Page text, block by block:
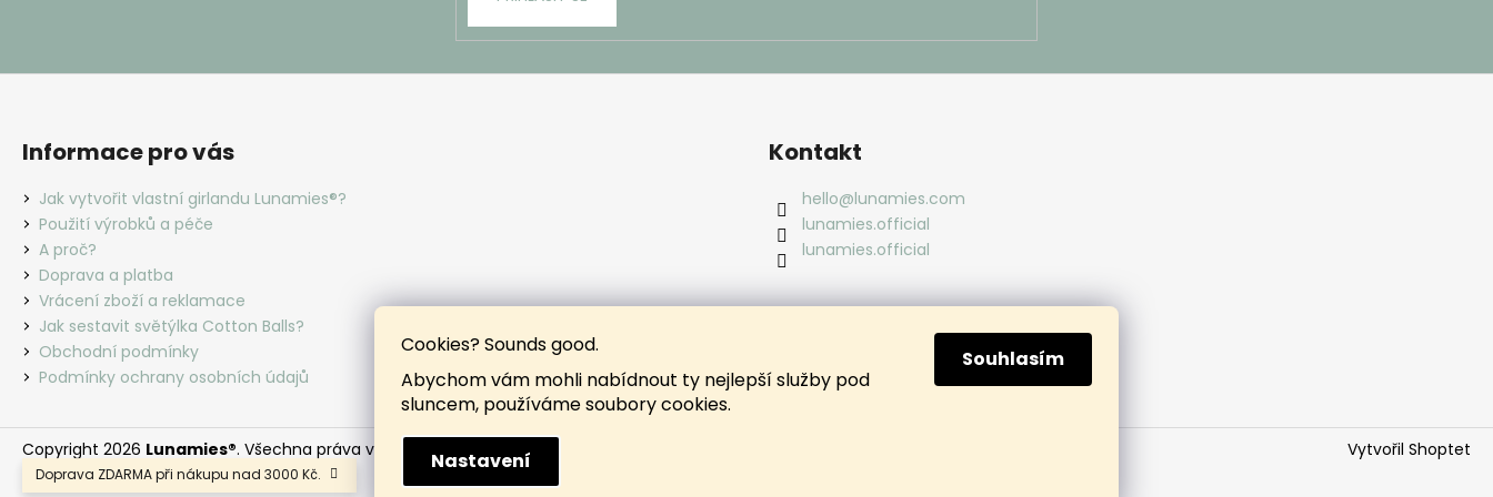
Cookies? Sounds good.
Abychom vám mohli nabídnout ty nejlepší služby pod
sluncem, používáme soubory cookies.
Nastavení
Souhlasím
Doprava ZDARMA při nákupu nad 3000 Kč.
Informace pro vás
Jak vytvořit vlastní girlandu Lunamies®?
Použití výrobků a péče
A proč?
Doprava a platba
Vrácení zboží a reklamace
Jak sestavit světýlka Cotton Balls?
Obchodní podmínky
Podmínky ochrany osobních údajů
Kontakt
hello@lunamies.com
lunamies.official
lunamies.official
Vytvořil Shoptet
Copyright 2026 Lunamies®. Všechna práva vyhrazena.